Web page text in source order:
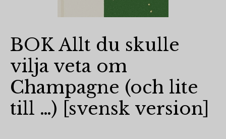
BOK Allt du skulle
vilja veta om
Champagne (och lite
till …) [svensk version]